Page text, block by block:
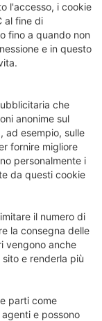
l'accesso, i cookie
al fine di
fino a quando non
e in questo
che
anonime sul
ad esempio, sulle
fornire migliore
personalmente i
da questi cookie
il numero di
la consegna delle
vengono anche
e renderla più
parti come
e possono